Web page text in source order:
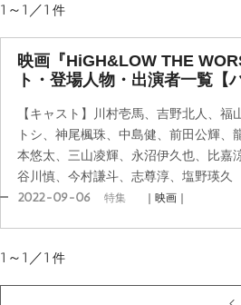
1～1／1 件
映画『HiGH&LOW THE
ト・登場人物・出演者一覧【
【キャスト】川村壱馬、吉野北人、
トシ、神尾楓珠、中島健、前田公輝
本悠太、三山凌輝、永沼伊久也、比嘉
谷川慎、今村謙斗、志尊淳、塩野瑛久
2022-09-06 特集 ｜映画｜
1～1／1 件